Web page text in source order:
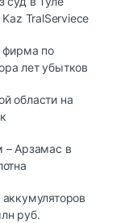
TralServiece
фирма по
лет убытков
области на
– Арзамас в
руб.